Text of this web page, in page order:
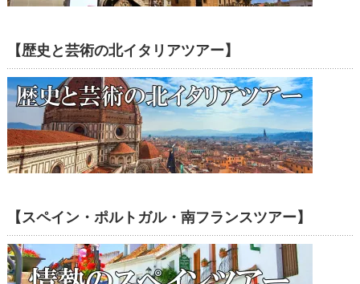
【歴史と芸術の北イタリアツアー】
【スペイン・ポルトガル・南フランスツアー】